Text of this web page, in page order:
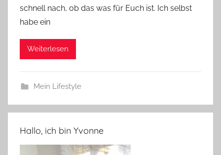
schnell nach, ob das was für Euch ist. Ich selbst
habe ein
Weiterlesen
Mein Lifestyle
Hallo, ich bin Yvonne